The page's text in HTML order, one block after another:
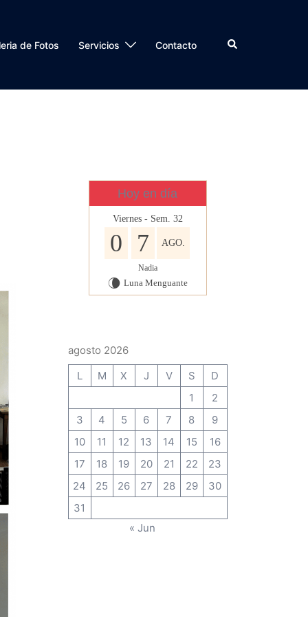
de Fotos Servicios Contacto Buscar
Hoy en día
Viernes - Sem. 32
0 7 AGO.
Nadia
V Luna Menguante
agosto 2026
L
M X J V S
D
1
2
3
4 5 6 7 8
9
10
11 12 13 14 15
16
17
18 19 20 21 22
23
24
25 26 27 28 29
30
31
« Jun